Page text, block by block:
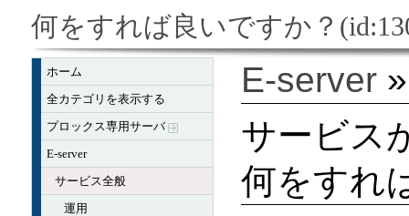
何をすれば良いですか？
ホーム
全カテゴリを表示する
プロックス専用サーバ
E-server
サービス全般
運用
E-server
サービス
何をすれ